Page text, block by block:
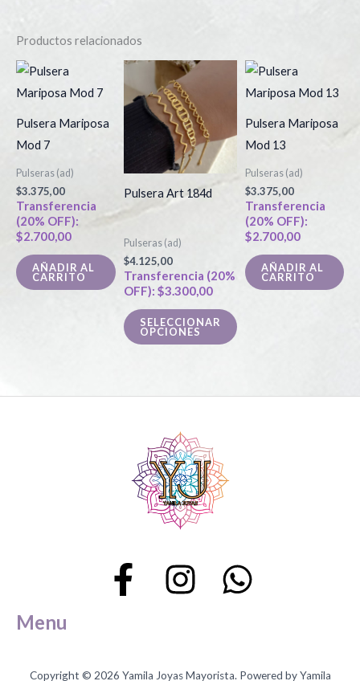
Productos relacionados
Pulsera Mariposa
Mod 7
Pulseras (ad)
$3.375,00
Transferencia
(20% OFF):
$2.700,00
AÑADIR AL
CARRITO
Pulsera Art 184d
Pulseras (ad)
$4.125,00
Transferencia (20%
OFF): $3.300,00
SELECCIONAR
OPCIONES
Este
producto
múltiples
Las
opciones
se
pueden
elegir
en
página
Pulsera Mariposa
Mod 13
Pulseras (ad)
$3.375,00
Transferencia
(20% OFF):
$2.700,00
AÑADIR AL
CARRITO
Menu
Copyright © 2026 Yamila Joyas Mayorista. Powered by Yamila